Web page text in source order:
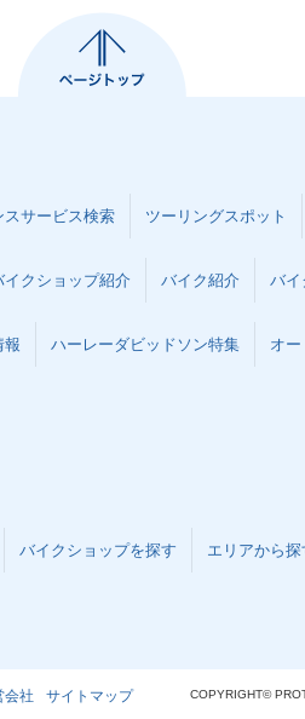
スサービス検索 ツーリングスポット
イクショップ紹介 バイク紹介 バイ
報 ハーレーダビッドソン特集 オ
バイクショップを探す エリアから探
会社 サイトマップ COPYRIGHT©